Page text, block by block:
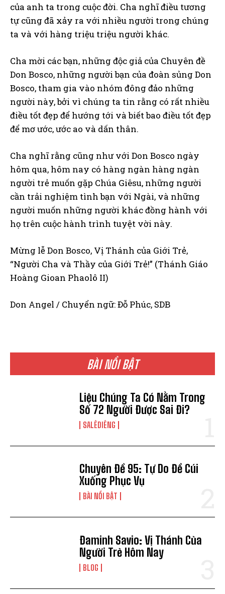
BÀI NỔI BẬT
Liệu Chúng Ta Có Nằm Trong
Số 72 Người Được Sai Đi?
SALÊDIÊNG
Chuyên Đề 95: Tự Do Để Cúi
Xuống Phục Vụ
BÀI NỔI BẬT
Đaminh Savio: Vị Thánh Của
Người Trẻ Hôm Nay
BLOG
của anh ta trong cuộc đời. Cha nghĩ điều tương
tự cũng đã xảy ra với nhiều người trong chúng
ta và với hàng triệu triệu người khác.
Cha mời các bạn, những độc giả của Chuyên đề
Don Bosco, những người bạn của đoàn sủng Don
Bosco, tham gia vào nhóm đông đảo những
người này, bởi vì chúng ta tin rằng có rất nhiều
điều tốt đẹp để hướng tới và biết bao điều tốt đẹp
để mơ ước, ước ao và dấn thân.
Cha nghĩ rằng cũng như với Don Bosco ngày
hôm qua, hôm nay có hàng ngàn hàng ngàn
người trẻ muốn gặp Chúa Giêsu, những người
cần trải nghiệm tình bạn với Ngài, và những
người muốn những người khác đồng hành với
họ trên cuộc hành trình tuyệt vời này.
Mừng lễ Don Bosco, Vị Thánh của Giới Trẻ,
“Người Cha và Thầy của Giới Trẻ!” (Thánh Giáo
Hoàng Gioan Phaolô II)
Don Angel / Chuyển ngữ: Đỗ Phúc, SDB